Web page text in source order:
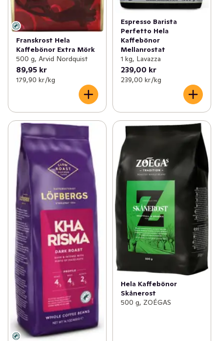
Franskrost Hela
Kaffebönor Extra Mörk
500 g, Arvid Nordquist
89,95 kr
179,90 kr /kg
Espresso Barista
Perfetto Hela
Kaffebönor
Mellanrostat
1 kg, Lavazza
239,00 kr
239,00 kr /kg
Hela Kaffebönor
Skånerost
500 g, ZOÉGAS